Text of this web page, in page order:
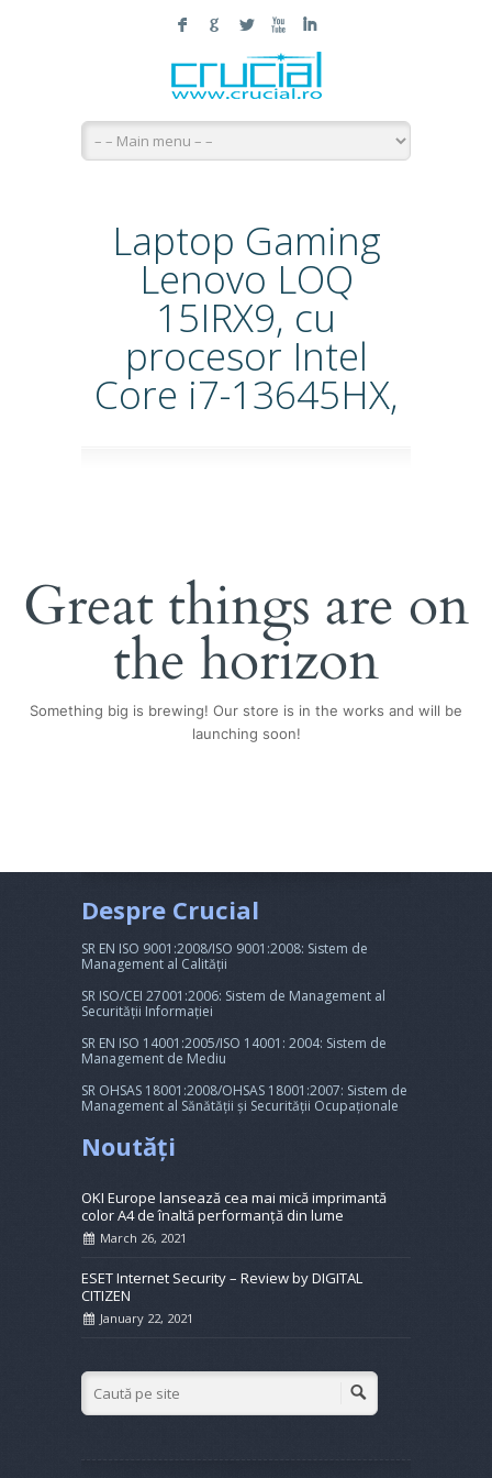
F G L X I
Laptop Gaming
Lenovo LOQ
15IRX9, cu
procesor Intel
Core i7-13645HX,
Great things are on
the horizon
Something big is brewing! Our store is in the works and will be
launching soon!
Despre Crucial
SR EN ISO 9001:2008/ISO 9001:2008: Sistem de
Management al Calității
SR ISO/CEI 27001:2006: Sistem de Management al
Securității Informației
SR EN ISO 14001:2005/ISO 14001: 2004: Sistem de
Management de Mediu
SR OHSAS 18001:2008/OHSAS 18001:2007: Sistem de
Management al Sănătății și Securității Ocupaționale
Noutăți
OKI Europe lansează cea mai mică imprimantă
color A4 de înaltă performanță din lume
March 26, 2021
ESET Internet Security – Review by DIGITAL
CITIZEN
January 22, 2021